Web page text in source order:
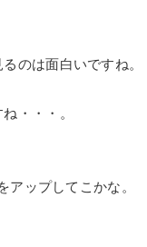
のは面白いですね。
・・・。
アップしてこかな。